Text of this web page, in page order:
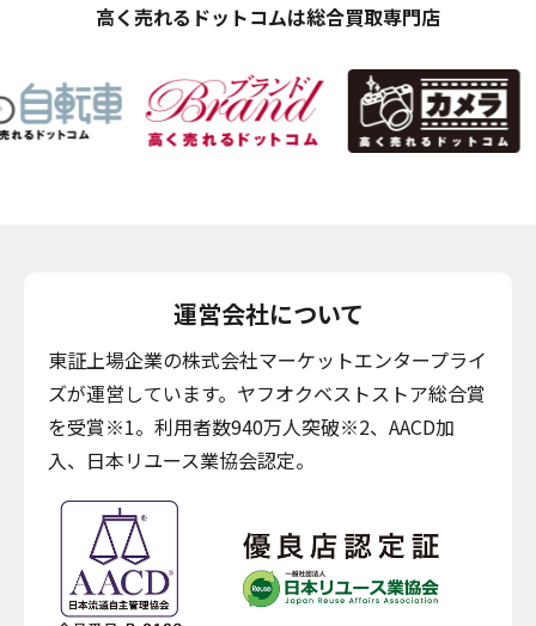
高く売れるドットコムは総合買取専門店
運営会社について
東証上場企業の株式会社マーケットエンタープライ
ズが運営しています。ヤフオクベストストア総合賞
を受賞※1。利用者数940万人突破※2、AACD加
入、日本リユース業協会認定。